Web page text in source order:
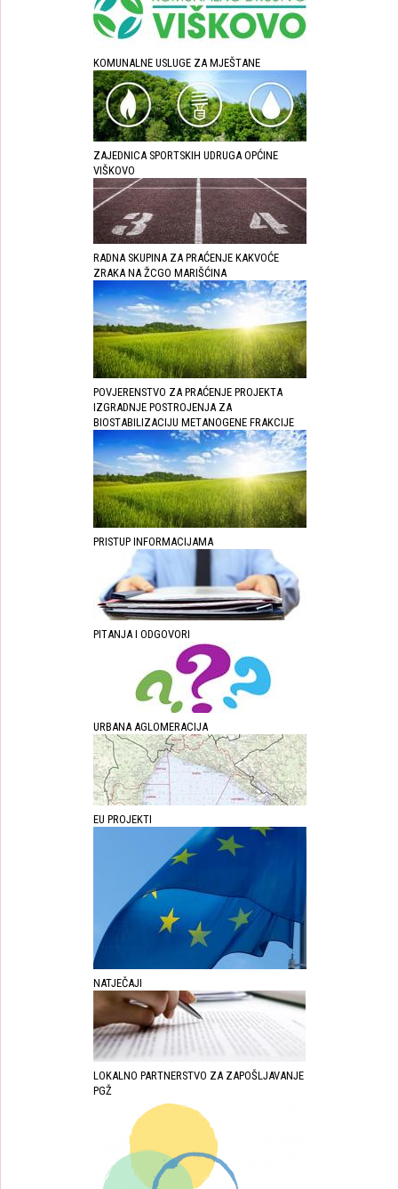
KOMUNALNE USLUGE ZA MJEŠTANE
ZAJEDNICA SPORTSKIH UDRUGA OPĆINE
VIŠKOVO
RADNA SKUPINA ZA PRAĆENJE KAKVOĆE
ZRAKA NA ŽCGO MARIŠĆINA
POVJERENSTVO ZA PRAĆENJE PROJEKTA
IZGRADNJE POSTROJENJA ZA
BIOSTABILIZACIJU METANOGENE FRAKCIJE
PRISTUP INFORMACIJAMA
PITANJA I ODGOVORI
URBANA AGLOMERACIJA
EU PROJEKTI
NATJEČAJI
LOKALNO PARTNERSTVO ZA ZAPOŠLJAVANJE
PGŽ